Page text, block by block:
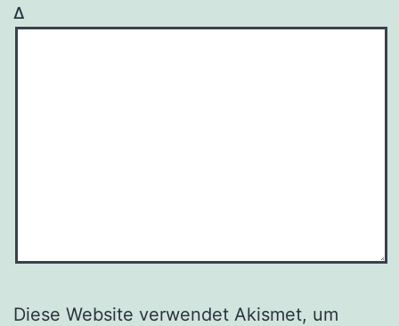
Δ
Diese Website verwendet Akismet, um